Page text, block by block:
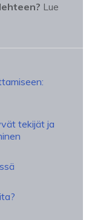
Lue
tekijät ja